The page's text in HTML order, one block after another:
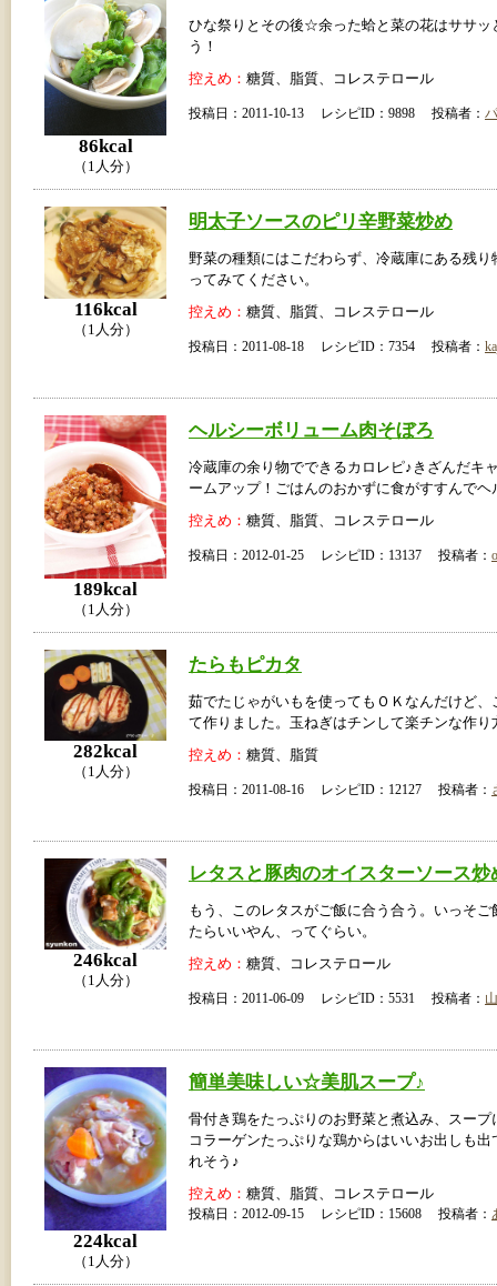
86kcal
（1人分）
ひな祭りとその後☆余った蛤と菜の花はササッ
う！
控えめ： 糖質、脂質、コレステロール
投稿日：2011-10-13 レシピID：9898 投稿者：
116kcal
（1人分）
明太子ソースのピリ辛野菜炒め
野菜の種類にはこだわらず、冷蔵庫にある残り
ってみてください。
控えめ： 糖質、脂質、コレステロール
投稿日：2011-08-18 レシピID：7354 投稿者：
189kcal
（1人分）
ヘルシーボリューム肉そぼろ
冷蔵庫の余り物でできるカロレピ♪きざんだキ
ームアップ！ごはんのおかずに食がすすんで
控えめ： 糖質、脂質、コレステロール
投稿日：2012-01-25 レシピID：13137 投稿者：
282kcal
（1人分）
たらもピカタ
茹でたじゃがいもを使ってもＯＫなんだけど、
て作りました。玉ねぎはチンして楽チンな作り
控えめ： 糖質、脂質
投稿日：2011-08-16 レシピID：12127 投稿者：
246kcal
（1人分）
レタスと豚肉のオイスターソース炒
もう、このレタスがご飯に合う合う。いっそご
たらいいやん、ってぐらい。
控えめ： 糖質、コレステロール
投稿日：2011-06-09 レシピID：5531 投稿者：
224kcal
（1人分）
簡単美味しい☆美肌スープ♪
骨付き鶏をたっぷりのお野菜と煮込み、スープ
コラーゲンたっぷりな鶏からはいいお出しも出
れそう♪
控えめ： 糖質、脂質、コレステロール
投稿日：2012-09-15 レシピID：15608 投稿者：